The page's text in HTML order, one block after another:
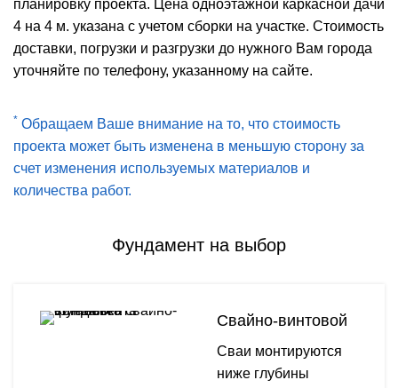
планировку проекта. Цена одноэтажной каркасной дачи
4 на 4 м. указана с учетом сборки на участке. Стоимость
доставки, погрузки и разгрузки до нужного Вам города
уточняйте по телефону, указанному на сайте.
* Обращаем Ваше внимание на то, что стоимость
проекта может быть изменена в меньшую сторону за
счет изменения используемых материалов и
количества работ.
Фундамент на выбор
Свайно-винтовой
Сваи монтируются
ниже глубины